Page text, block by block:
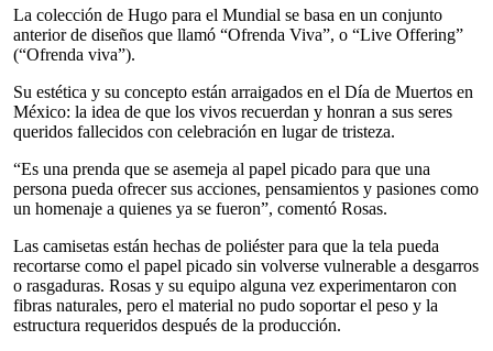
La colección de Hugo para el Mundial se basa en un conjunto
anterior de diseños que llamó “Ofrenda Viva”, o “Live Offering”
(“Ofrenda viva”).
Su estética y su concepto están arraigados en el Día de Muertos en
México: la idea de que los vivos recuerdan y honran a sus seres
queridos fallecidos con celebración en lugar de tristeza.
“Es una prenda que se asemeja al papel picado para que una
persona pueda ofrecer sus acciones, pensamientos y pasiones como
un homenaje a quienes ya se fueron”, comentó Rosas.
Las camisetas están hechas de poliéster para que la tela pueda
recortarse como el papel picado sin volverse vulnerable a desgarros
o rasgaduras. Rosas y su equipo alguna vez experimentaron con
fibras naturales, pero el material no pudo soportar el peso y la
estructura requeridos después de la producción.